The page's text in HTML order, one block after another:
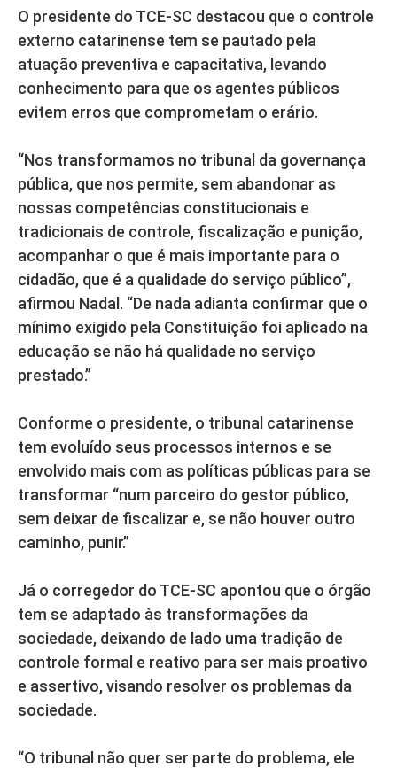
O presidente do TCE-SC destacou que o controle
externo catarinense tem se pautado pela
atuação preventiva e capacitativa, levando
conhecimento para que os agentes públicos
evitem erros que comprometam o erário.
“Nos transformamos no tribunal da governança
pública, que nos permite, sem abandonar as
nossas competências constitucionais e
tradicionais de controle, fiscalização e punição,
acompanhar o que é mais importante para o
cidadão, que é a qualidade do serviço público”,
afirmou Nadal. “De nada adianta confirmar que o
mínimo exigido pela Constituição foi aplicado na
educação se não há qualidade no serviço
prestado.”
Conforme o presidente, o tribunal catarinense
tem evoluído seus processos internos e se
envolvido mais com as políticas públicas para se
transformar “num parceiro do gestor público,
sem deixar de fiscalizar e, se não houver outro
caminho, punir.”
Já o corregedor do TCE-SC apontou que o órgão
tem se adaptado às transformações da
sociedade, deixando de lado uma tradição de
controle formal e reativo para ser mais proativo
e assertivo, visando resolver os problemas da
sociedade.
“O tribunal não quer ser parte do problema, ele